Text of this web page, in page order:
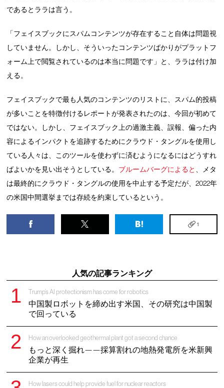
であるとララは言う。
「フェイスブックにスパムコンテンツが存在すること自体は問題視
していません。しかし、そういったコンテンツばかりがプラットフ
ォーム上で閲覧されているのは本当に問題です」と、ララは付け加
える。
フェイスブックで最も人気のコンテンツのリストに、スパム的投稿
が多いことを特徴付けるレポートが発表されたのは、今回が初めて
ではない。しかし、フェイスブック上の過激主義、誤報、偏った内
容によるインパクトを追跡するためにクラウド・タングルを使用し
ている人々は、このツールを使わずに済むようになるにはどうすれ
ばよいかを見い出そうとしている。 ブルームバーグによると
、メタ
は最終的にクラウド・タングルの使用を中止する予定だが、2022年
の米国中間選挙までは存続を約束しているという。
1
人気の記事ランキング
Trump’s AI protectionism has come for robotics
中国製ロボットを締め出す米国、その研究は中国製
で回っている
How an overlooked geothermal plant got a second chance
もっと深く掘れ——採算割れの地熱発電所を米新興
企業が再生
How lasers could help provide fuel for nuclear reactors